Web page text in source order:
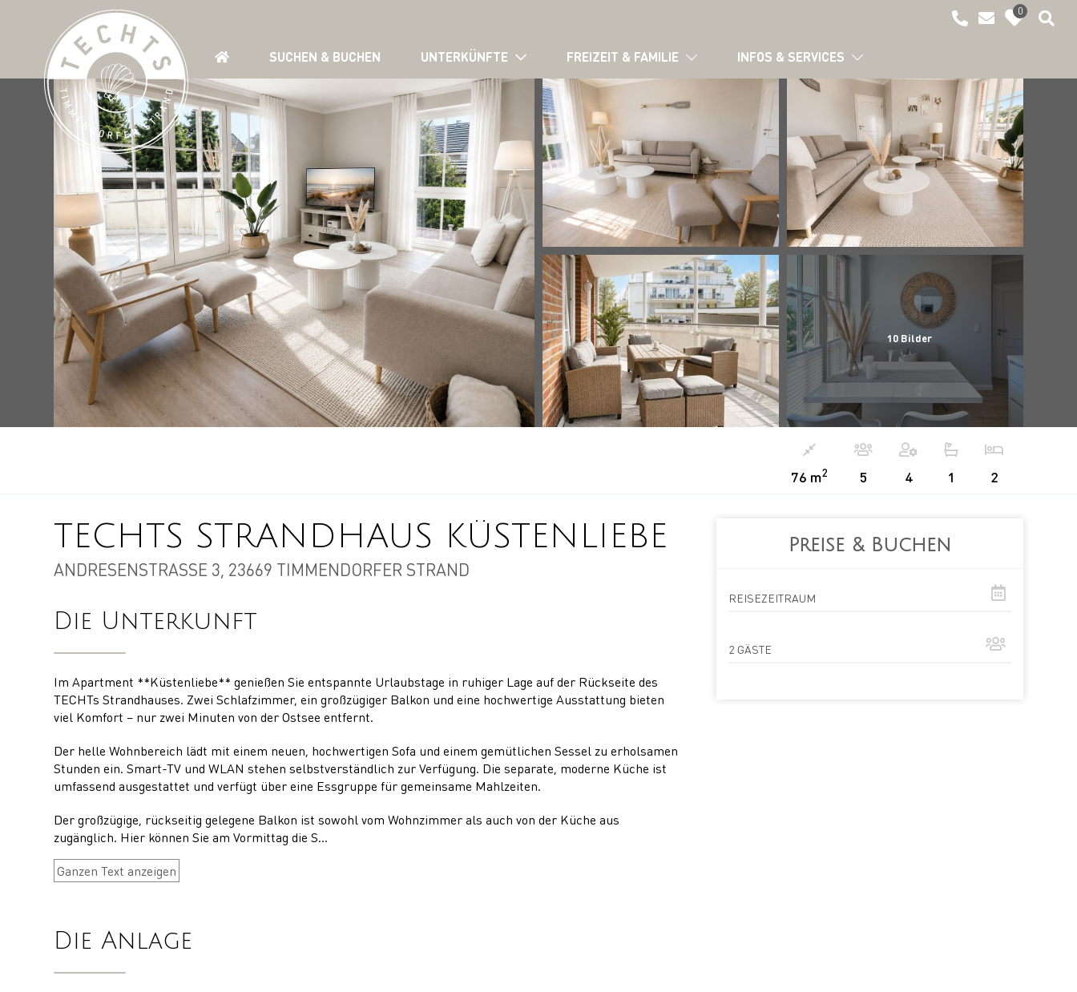
0
SUCHEN & BUCHEN UNTERKÜNFTE FREIZEIT & FAMILIE INFOS & SERVICES
10 Bilder
76 m2 5 4 1 2
TECHTS STRANDHAUS KÜSTENLIEBE
ANDRESENSTRASSE 3, 23669 TIMMENDORFER STRAND
Die Unterkunft
Im Apartment **Küstenliebe** genießen Sie entspannte Urlaubstage in ruhiger Lage auf der Rückseite des
TECHTs Strandhauses. Zwei Schlafzimmer, ein großzügiger Balkon und eine hochwertige Ausstattung bieten
viel Komfort – nur zwei Minuten von der Ostsee entfernt.
Der helle Wohnbereich lädt mit einem neuen, hochwertigen Sofa und einem gemütlichen Sessel zu erholsamen
Stunden ein. Smart-TV und WLAN stehen selbstverständlich zur Verfügung. Die separate, moderne Küche ist
umfassend ausgestattet und verfügt über eine Essgruppe für gemeinsame Mahlzeiten.
Der großzügige, rückseitig gelegene Balkon ist sowohl vom Wohnzimmer als auch von der Küche aus
zugänglich. Hier können Sie am Vormittag die S...
Ganzen Text anzeigen
Die Anlage
Preise & Buchen